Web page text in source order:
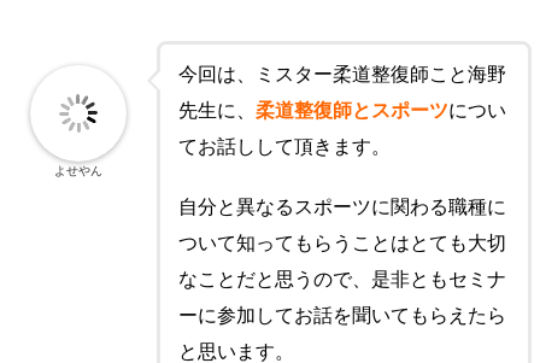
今回は、ミスター柔道整復師こと海野
先生に、 柔道整復師とスポーツについ
てお話しして頂きます。
自分と異なるスポーツに関わる職種に
ついて知ってもらうことはとても大切
なことだと思うので、是非ともセミナ
ーに参加してお話を聞いてもらえたら
と思います。
よせやん